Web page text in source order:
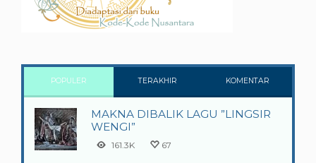
POPULER TERAKHIR KOMENTAR
MAKNA DIBALIK LAGU ”LINGSIR
WENGI”
161.3K 67